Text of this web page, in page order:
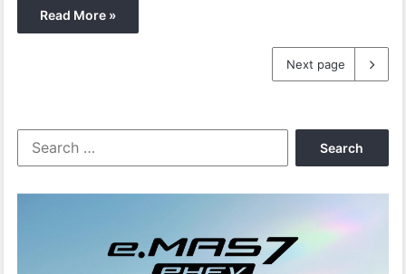
Read More »
Next page
r
f